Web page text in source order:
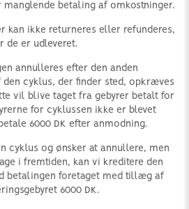
betaling af omkostninger.
kan ikke returneres eller refunderes,
de er udleveret.
annulleres efter den anden
den cyklus, der finder sted, opkræves
vil blive taget fra gebyrer betalt for
for cyklussen ikke er blevet
6000 DK efter anmodning.
cyklus og ønsker at annullere, men
i fremtiden, kan vi kreditere den
betalingen foretaget med tillæg af
6000 DK.